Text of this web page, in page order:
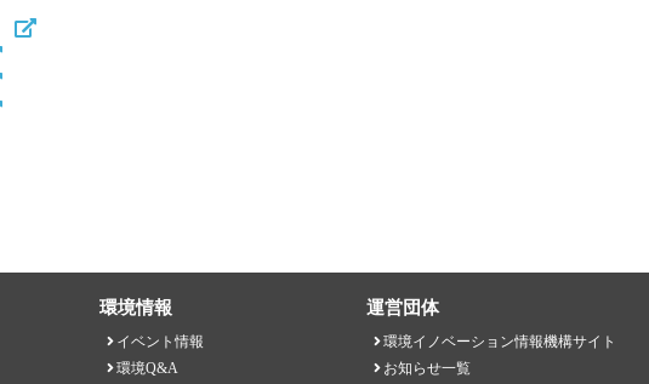
環境情報
イベント情報
環境Q&A
運営団体
環境イノベーション情報機構サイト
お知らせ一覧